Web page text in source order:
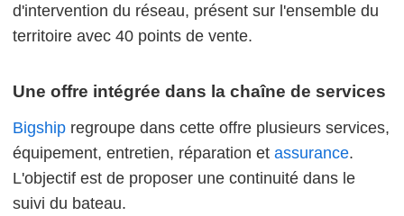
d'intervention du réseau, présent sur l'ensemble du
territoire avec 40 points de vente.
Une offre intégrée dans la chaîne de services
Bigship regroupe dans cette offre plusieurs services,
équipement, entretien, réparation et assurance.
L'objectif est de proposer une continuité dans le
suivi du bateau.